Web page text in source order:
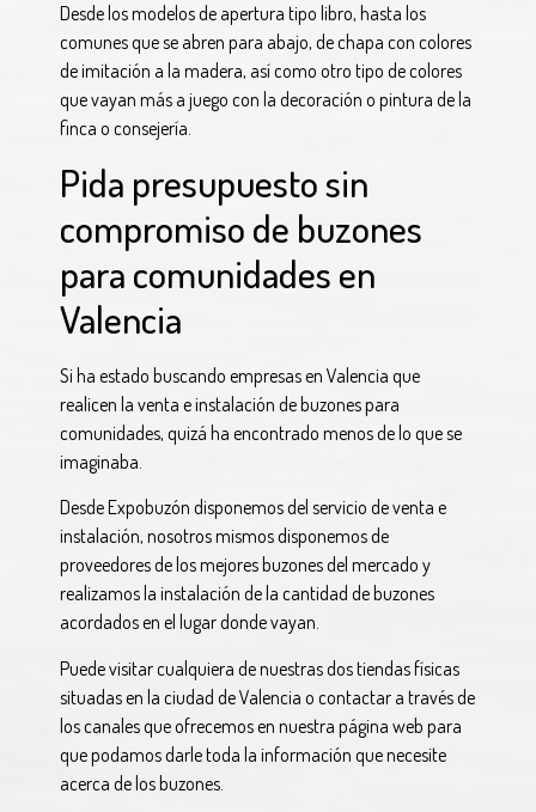
Desde los modelos de apertura tipo libro, hasta los
comunes que se abren para abajo, de chapa con colores
de imitación a la madera, así como otro tipo de colores
que vayan más a juego con la decoración o pintura de la
finca o consejería.
Pida presupuesto sin
compromiso de buzones
para comunidades en
Valencia
Si ha estado buscando empresas en Valencia que
realicen la venta e instalación de buzones para
comunidades, quizá ha encontrado menos de lo que se
imaginaba.
Desde Expobuzón disponemos del servicio de venta e
instalación, nosotros mismos disponemos de
proveedores de los mejores buzones del mercado y
realizamos la instalación de la cantidad de buzones
acordados en el lugar donde vayan.
Puede visitar cualquiera de nuestras dos tiendas físicas
situadas en la ciudad de Valencia o contactar a través de
los canales que ofrecemos en nuestra página web para
que podamos darle toda la información que necesite
acerca de los buzones.